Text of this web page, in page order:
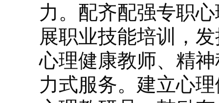
力。配齐配强专职
展职业技能培训，
心理健康教师、精
力式服务。建立心